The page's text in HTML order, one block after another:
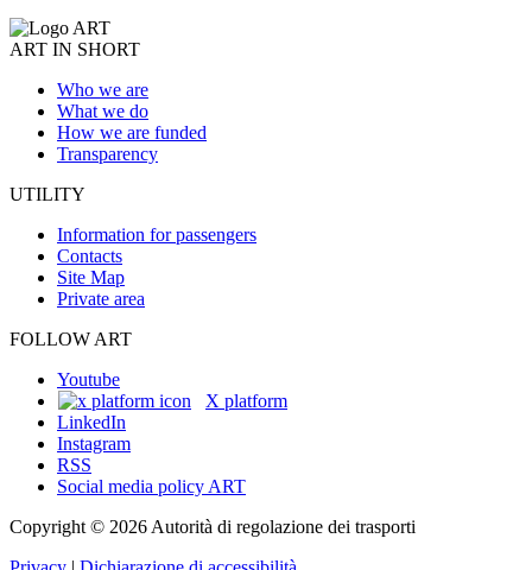
ART IN SHORT
Who we are
What we do
How we are funded
Transparency
UTILITY
Information for passengers
Contacts
Site Map
Private area
FOLLOW ART
Youtube
X platform
LinkedIn
Instagram
RSS
Social media policy ART
Copyright © 2026 Autorità di regolazione dei trasporti